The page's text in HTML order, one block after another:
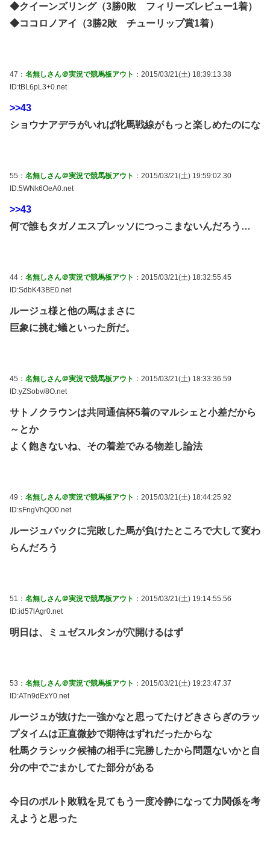
◆クイーンズリング（3勝0敗 フィリーズレビュー1着）
◆ココロノアイ（3勝2敗 チューリップ賞1着）
47： 名無しさん＠実況で競馬板アウト ：2015/03/21(土) 18:39:13.38
ID:tBL6pL3+0.net
>>43
ショウナアデラがいれば牝馬戦線がもっと楽しめたのにな
55： 名無しさん＠実況で競馬板アウト ：2015/03/21(土) 19:59:02.30
ID:5WNk6OeA0.net
>>43
何で誰もタガノエスプレッソにつっこまないんだろう…
44： 名無しさん＠実況で競馬板アウト ：2015/03/21(土) 18:32:55.45
ID:SdbK43BE0.net
ルージュ様と他の馬はまさに
巨象に挑む蟻といった所だ。
45： 名無しさん＠実況で競馬板アウト ：2015/03/21(土) 18:33:36.59
ID:yZSobv/8O.net
サトノクラウンは共同通信杯5着のマルシェと小差だから
～とか
よく飽きないね、その着差でみる物差し論法
49： 名無しさん＠実況で競馬板アウト ：2015/03/21(土) 18:44:25.92
ID:sFngVhQO0.net
ルージュバックに完敗した馬が負けたところで大して変わ
らんだろう
51： 名無しさん＠実況で競馬板アウト ：2015/03/21(土) 19:14:55.56
ID:id57lAgr0.net
明日は、ミュゼスルタンが穴開けるはず
53： 名無しさん＠実況で競馬板アウト ：2015/03/21(土) 19:23:47.37
ID:ATn9dExY0.net
ルージュが抜けた一強かなと思ってたけどきさらぎのラッ
プタイムは正直微妙で期待はずれだったからな
牡馬クラシック候補の相手に完勝したから問題ないかと自
分の中でごまかしてた部分がある
今日のポルト敗戦を見てもう一度冷静になって力関係を考
えようと思った